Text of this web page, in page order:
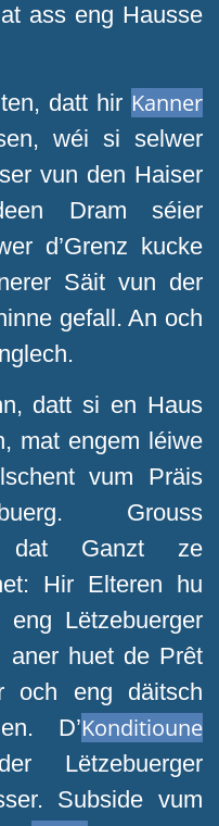
ass eng Hausse
datt hir Kanner
wéi si selwer
vun den Haiser
Dram séier
d’Grenz kucke
Säit vun der
gefall. An och
datt si en Haus
mat engem léiwe
vum Präis
Grouss
Ganzt ze
Hir Elteren hu
Lëtzebuerger
aner huet de Prêt
och eng däitsch
D’Konditioune
Lëtzebuerger
Subside vum